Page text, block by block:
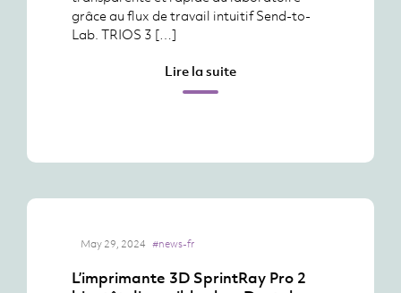
grâce au flux de travail intuitif Send-to-
Lab. TRIOS 3 […]
Lire la suite
May 29, 2024 #news-fr
L’imprimante 3D SprintRay Pro 2